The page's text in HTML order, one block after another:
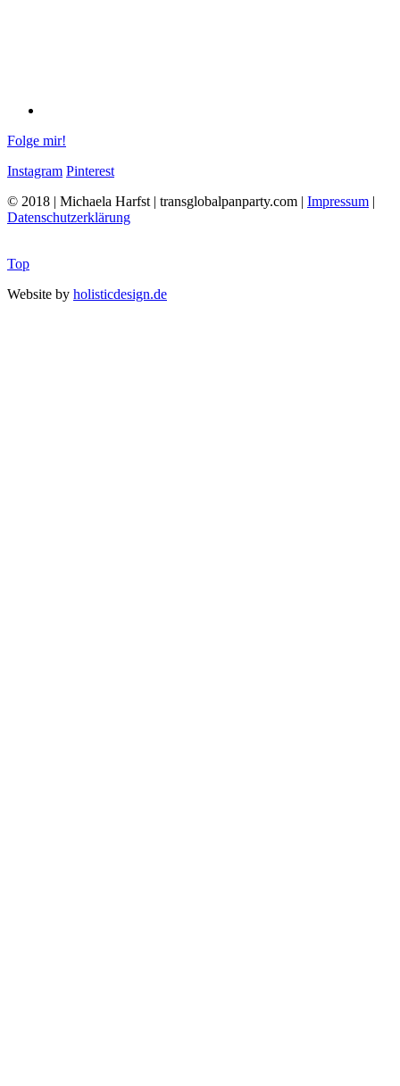
Folge mir!
Instagram Pinterest
© 2018 | Michaela Harfst | transglobalpanparty.com | Impressum |
Datenschutzerklärung
Top
Website by holisticdesign.de